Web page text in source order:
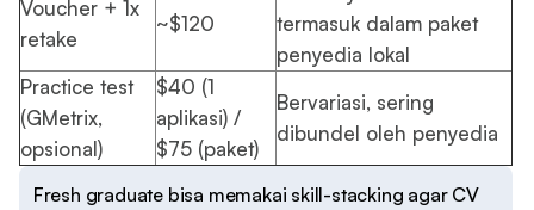
Voucher + 1x
retake
~$120
termasuk dalam paket
penyedia lokal
Practice test
(GMetrix,
opsional)
$40 (1
aplikasi) /
$75 (paket)
Bervariasi, sering
dibundel oleh penyedia
Fresh graduate bisa memakai skill-stacking agar CV